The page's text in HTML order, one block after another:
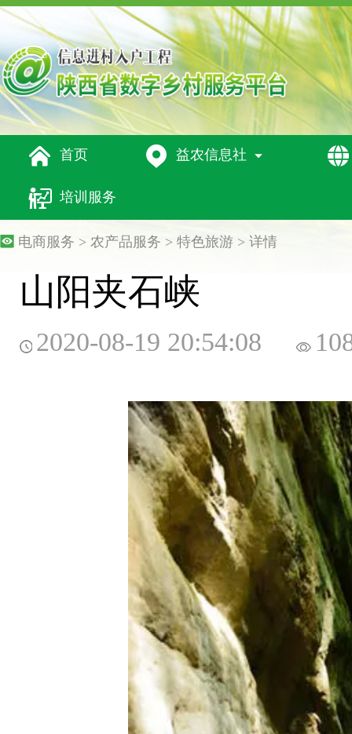
 首页  益农信息社 

 培训服务
电商服务 > 农产品服务 > 特色旅游 > 详情
山阳夹石峡
2020-08-19 20:54:08